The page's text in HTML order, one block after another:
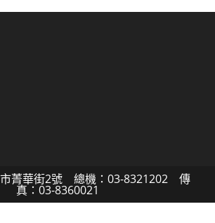
市菁華街2號 總機：03-8321202 傳
真：03-8360021